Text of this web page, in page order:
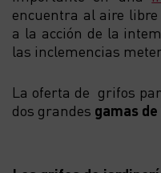
encuentra al aire libre
a la acción de la
las inclemencias
La oferta de grifos
dos grandes gamas